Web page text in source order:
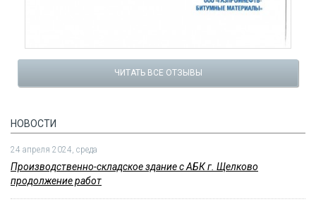
ЧИТАТЬ ВСЕ ОТЗЫВЫ
НОВОСТИ
24 апреля 2024, среда
Производственно-складское здание с АБК г. Щелково
продолжение работ